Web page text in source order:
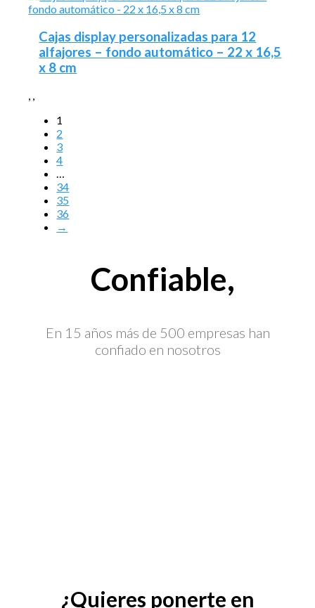
Cajas display personalizadas para 12
alfajores – fondo automático – 22 x 16,5
x 8 cm
1
2
3
4
34
35
36
→
Confiable,
En 15 años más de 500 empresas han
confiado en nosotros
¿Quieres ponerte en